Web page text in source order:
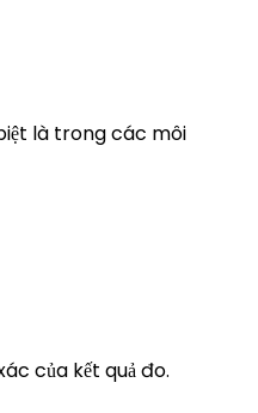
là trong các môi
của kết quả đo.